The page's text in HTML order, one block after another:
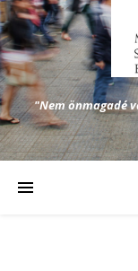
"Nem önmagadé